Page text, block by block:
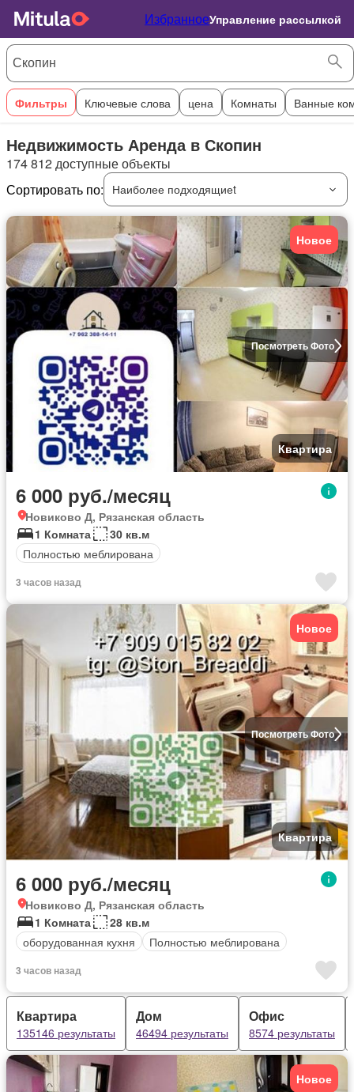
ИзбранноеУправление рассылкой
Фильтры Ключевые слова цена Комнаты Ванные
Недвижимость Аренда в Скопин
174 812 доступные объекты
Сортировать по:
Наиболее подходящиеt
Посмотреть Фото
Новое
Квартира
6 000 руб./месяц
Новиково Д, Рязанская область
1 Комната
30 кв.м
Полностью меблирована
3 часов назад
Посмотреть Фото
Новое
Квартира
6 000 руб./месяц
Новиково Д, Рязанская область
1 Комната
28 кв.м
оборудованная кухня
Полностью меблирована
3 часов назад
Квартира
135146 результаты
Дом
46494 результаты
Офис
8574 результаты
Новое